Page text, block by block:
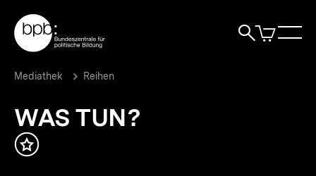
zum
Seiteninhalt
springen
Zur Startseite der bpb
Suche
Artikel
im
WAS
bpb.de
Brotkrümelnavigation
Pfadnavigation
Mediathek Reihen
WAS TUN?
Inhalt